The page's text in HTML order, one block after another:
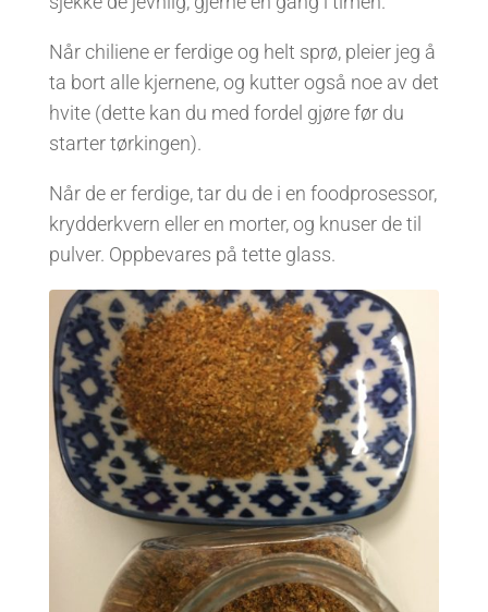
Når chiliene er ferdige og helt sprø, pleier jeg å
ta bort alle kjernene, og kutter også noe av det
hvite (dette kan du med fordel gjøre før du
starter tørkingen).
Når de er ferdige, tar du de i en foodprosessor,
krydderkvern eller en morter, og knuser de til
pulver. Oppbevares på tette glass.